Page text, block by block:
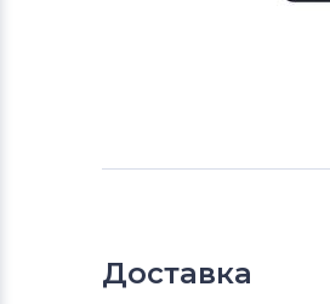
Доставка